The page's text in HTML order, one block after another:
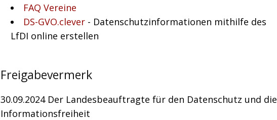
FAQ Vereine
DS-GVO.clever- Datenschutzinformationen mithilfe des
LfDI online erstellen
Freigabevermerk
30.09.2024 Der Landesbeauftragte für den Datenschutz und die
Informationsfreiheit